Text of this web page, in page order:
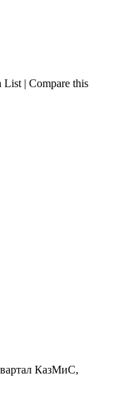
List | Compare this
КазМиС,